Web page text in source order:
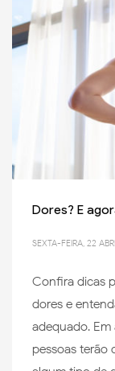
Dores? E
SEXTA-FEIRA, 22
Confira dicas
dores e
adequado.
pessoas terão